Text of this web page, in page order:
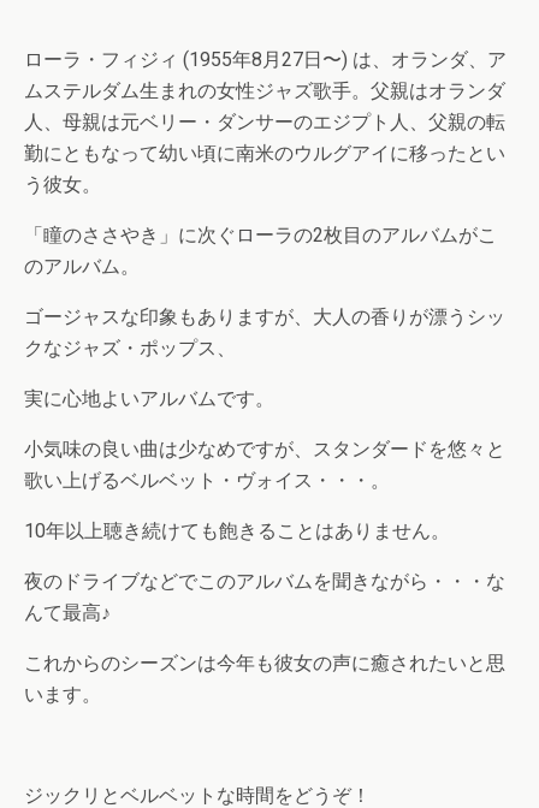
ローラ・フィジィ (1955年8月27日〜) は、オランダ、ア
ムステルダム生まれの女性ジャズ歌手。父親はオランダ
人、母親は元ベリー・ダンサーのエジプト人、父親の転
勤にともなって幼い頃に南米のウルグアイに移ったとい
う彼女。
「瞳のささやき」に次ぐローラの2枚目のアルバムがこ
のアルバム。
ゴージャスな印象もありますが、大人の香りが漂うシッ
クなジャズ・ポップス、
実に心地よいアルバムです。
小気味の良い曲は少なめですが、スタンダードを悠々と
歌い上げるベルベット・ヴォイス・・・。
10年以上聴き続けても飽きることはありません。
夜のドライブなどでこのアルバムを聞きながら・・・な
んて最高♪
これからのシーズンは今年も彼女の声に癒されたいと思
います。
ジックリとベルベットな時間をどうぞ！